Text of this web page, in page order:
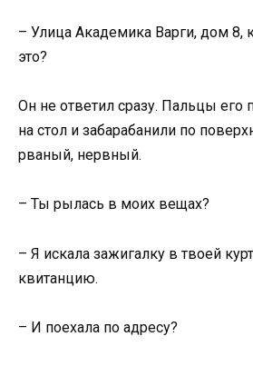
– Улица Академика Варги, дом 8,
это?
Он не ответил сразу. Пальцы его
на стол и забарабанили по
рваный, нервный.
– Ты рылась в моих вещах?
– Я искала зажигалку в твоей
квитанцию.
– И поехала по адресу?